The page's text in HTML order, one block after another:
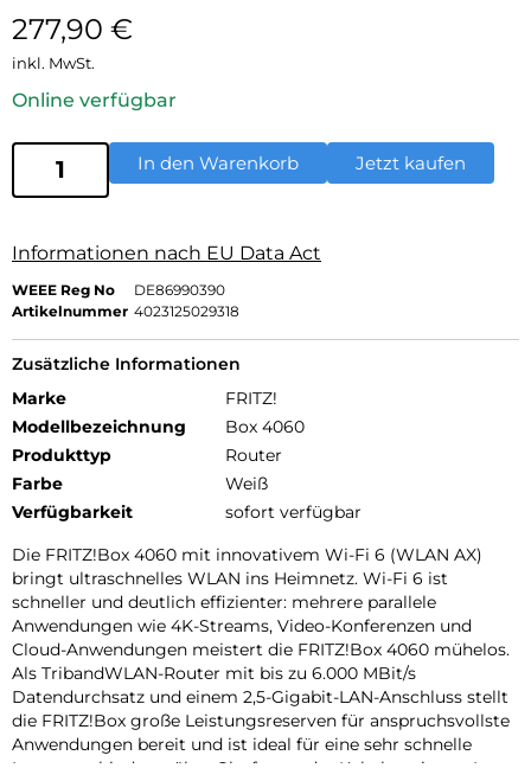
277,90 €
inkl. MwSt.
Online verfügbar
In den Warenkorb Jetzt kaufen
Informationen nach EU Data Act
WEEE Reg No
DE86990390
Artikelnummer 4023125029318
Zusätzliche Informationen
Marke
FRITZ!
Modellbezeichnung
Box 4060
Produkttyp
Router
Farbe
Weiß
Verfügbarkeit
sofort verfügbar
Die FRITZ!Box 4060 mit innovativem Wi-Fi 6 (WLAN AX)
bringt ultraschnelles WLAN ins Heimnetz. Wi-Fi 6 ist
schneller und deutlich effizienter: mehrere parallele
Anwendungen wie 4K-Streams, Video-Konferenzen und
Cloud-Anwendungen meistert die FRITZ!Box 4060 mühelos.
Als TribandWLAN-Router mit bis zu 6.000 MBit/s
Datendurchsatz und einem 2,5-Gigabit-LAN-Anschluss stellt
die FRITZ!Box große Leistungsreserven für anspruchsvollste
Anwendungen bereit und ist ideal für eine sehr schnelle